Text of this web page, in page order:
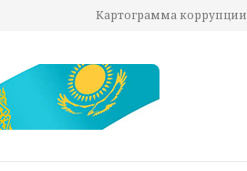
Картограмма коррупции